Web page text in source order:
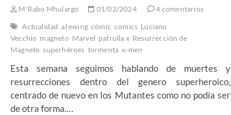
M'Rabo Mhulargo 01/02/2024
4 comentarios
Actualidad al ewing cómic comics Luciano
Vecchio magneto Marvel patrulla x Resurrección de
Magneto superhéroes tormenta x-men
Esta semana seguimos hablando de muertes y
resurrecciones dentro del genero superheroico,
centrado de nuevo en los Mutantes como no podía ser
de otra forma.…